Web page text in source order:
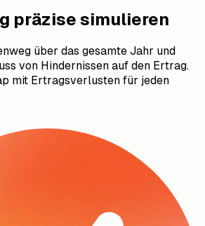
präzise simulieren
über das gesamte Jahr und
von Hindernissen auf den Ertrag.
mit Ertragsverlusten für jeden